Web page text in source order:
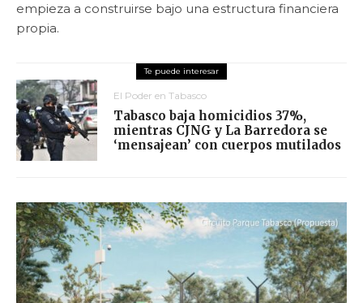
empieza a construirse bajo una estructura financiera
propia.
El Poder en Tabasco
Tabasco baja homicidios 37%,
mientras CJNG y La Barredora se
‘mensajean’ con cuerpos mutilados